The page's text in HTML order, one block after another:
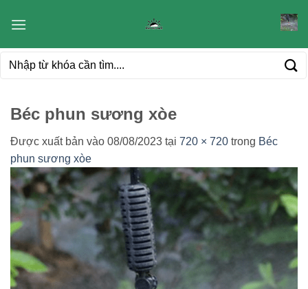
qua
dung
Tìm
Béc phun sương xòe
Được xuất bản vào 08/08/2023 tại 720 × 720 trong Béc
phun sương xòe